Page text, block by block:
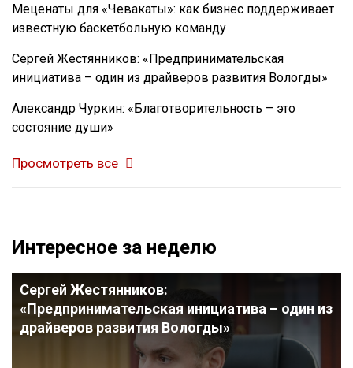
Меценаты для «Чевакаты»: как бизнес поддерживает
известную баскетбольную команду
Сергей Жестянников: «Предпринимательская
инициатива – один из драйверов развития Вологды»
Александр Чуркин: «Благотворительность – это
состояние души»
Просмотреть все
Интересное за неделю
Сергей Жестянников:
«Предпринимательская инициатива – один из
драйверов развития Вологды»